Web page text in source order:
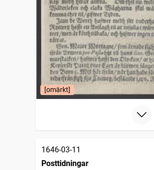
[omärkt]
1646-03-11
Posttidningar